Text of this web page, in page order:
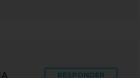
RESPONDER